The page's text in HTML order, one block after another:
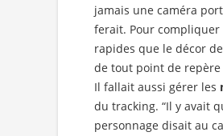
jamais une caméra
ferait. Pour compliquer
rapides que le décor
de tout point de repère
Il fallait aussi gérer les
du tracking. “Il y avait
personnage disait au